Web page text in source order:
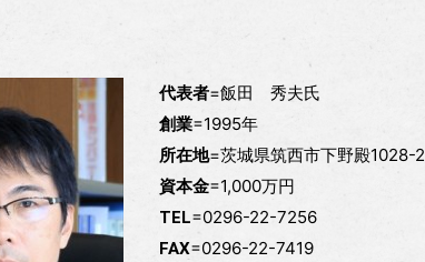
代表者=飯田 秀夫氏
創業=1995年
所在地=茨城県筑西市下野殿1028-2
資本金=1,000万円
TEL=0296-22-7256
FAX=0296-22-7419